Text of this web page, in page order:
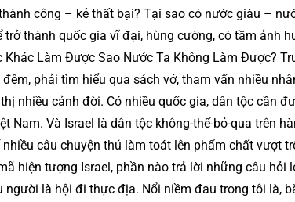
công – kẻ thất bại? Tại sao có nước giàu –
trở thành quốc gia vĩ đại, hùng cường, có tầm ảnh
Làm Được Sao Nước Ta Không Làm Được?
phải tìm hiểu qua sách vở, tham vấn nhiều
nhiều cảnh đời. Có nhiều quốc gia, dân tộc cần
Nam. Và Israel là dân tộc không-thể-bỏ-qua trên
câu chuyện thú làm toát lên phẩm chất vượt
hiện tượng Israel, phần nào trả lời những câu hỏi
là hội đi thực địa. Nổi niềm đau trong tôi là,